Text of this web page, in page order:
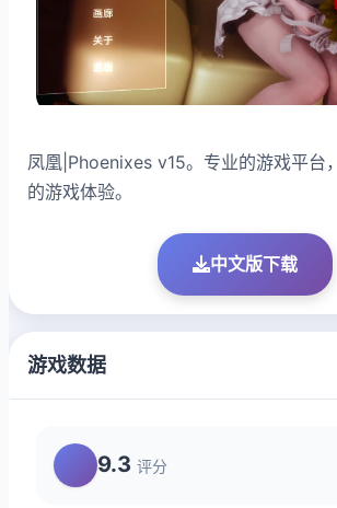
凤凰|Phoenixes v15。专业的游戏平台
的游戏体验。
中文版下载
游戏数据
9.3 评分